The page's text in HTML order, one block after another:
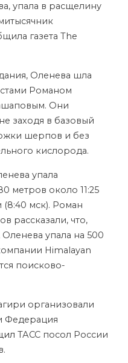
упала в расщелину
газета The
Оленева шла
Романом
Они
заходя в базовый
шерпов и без
кислорода.
упала
метров около 11:25
мск). Роман
рассказали, что,
упала на 500
Himalayan
поисково-
организовали
Федерация
ТАСС посол России